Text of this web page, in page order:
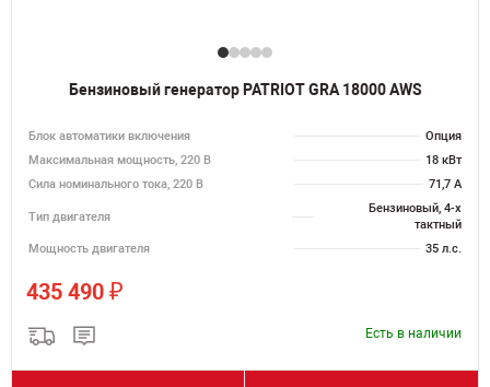
Бензиновый генератор PATRIOT GRA 18000 AWS
Блок автоматики включения
Опция
Максимальная мощность, 220 В
18 кВт
Сила номинального тока, 220 В
71,7 А
Тип двигателя
Бензиновый, 4-х
тактный
Мощность двигателя
35 л.с.
435 490 ₽
Есть в наличии